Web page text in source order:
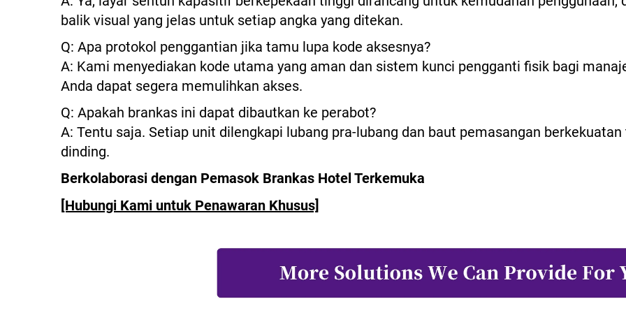
balik visual yang jelas untuk setiap angka yang ditekan.
Q: Apa protokol penggantian jika tamu lupa kode aksesnya?
A: Kami menyediakan kode utama yang aman dan sistem kunci pengganti fisik bagi
Anda dapat segera memulihkan akses.
Q: Apakah brankas ini dapat dibautkan ke perabot?
A: Tentu saja. Setiap unit dilengkapi lubang pra-lubang dan baut pemasangan
dinding.
Berkolaborasi dengan Pemasok Brankas Hotel Terkemuka
[Hubungi Kami untuk Penawaran Khusus]